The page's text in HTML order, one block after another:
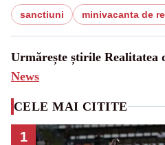
sanctiuni minivacanta de
Urmărește știrile Realitatea
News
CELE MAI CITITE
1